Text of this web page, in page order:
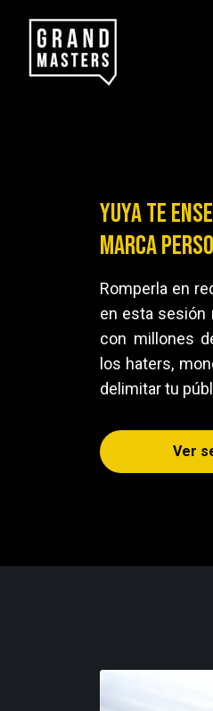
YUYA TE
MARCA
Romperla en
en esta sesión
con millones
los haters,
delimitar tu
Ver